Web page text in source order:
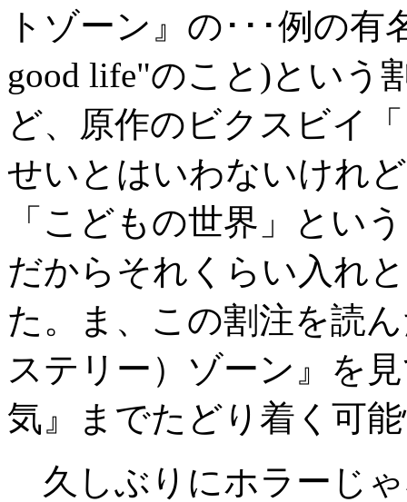
トゾーン』の･･･例の
good life"のこと)という
ど、原作のビクスビイ
せいとはいわないけれ
「こどもの世界」とい
だからそれくらい入れ
た。ま、この割注を読
ステリー）ゾーン』を
気』までたどり着く可
久しぶりにホラーじ